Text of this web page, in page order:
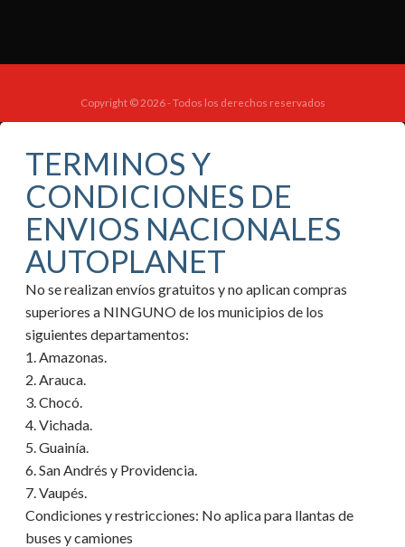
Copyright © 2026 - Todos los derechos reservados
TERMINOS Y
CONDICIONES DE
ENVIOS NACIONALES
AUTOPLANET
No se realizan envíos gratuitos y no aplican compras
superiores a NINGUNO de los municipios de los
siguientes departamentos:
1. Amazonas.
2. Arauca.
3. Chocó.
4. Vichada.
5. Guainía.
6. San Andrés y Providencia.
7. Vaupés.
Condiciones y restricciones: No aplica para llantas de
buses y camiones